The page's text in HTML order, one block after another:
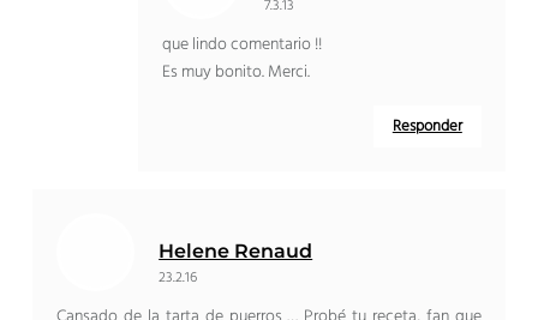
7.3.13
que lindo comentario !!
Es muy bonito. Merci.
Responder
Helene Renaud
23.2.16